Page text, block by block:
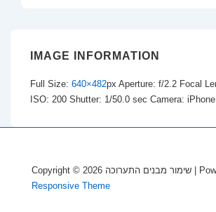
IMAGE INFORMATION
Full Size: 640×482px Aperture: f/2.2 Focal
ISO: 200 Shutter: 1/50.0 sec Camera:
Copyright © 2026
|
Responsive Theme